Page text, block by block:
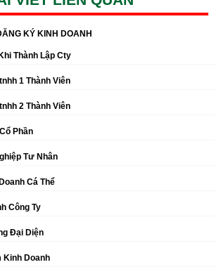
KÝ KINH DOANH
Thành Lập Cty
1 Thành Viên
2 Thành Viên
Phần
Tư Nhân
Cá Thể
Công Ty
Đại Diện
Kinh Doanh